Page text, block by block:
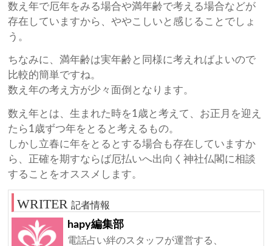
数え年で厄年をみる場合や満年齢で考える場合などが
存在していますから、ややこしいと感じることでしょ
う。
ちなみに、満年齢は実年齢と同様に考えればよいので
比較的簡単ですね。
数え年の考え方が少々面倒となります。
数え年とは、生まれた時を1歳と考えて、お正月を迎え
たら1歳ずつ年をとると考えるもの。
しかし立春に年をとるとする場合も存在していますか
ら、正確を期すならば厄払いへ出向く神社仏閣に相談
することをオススメします。
記者情報
hapy編集部
電話占い絆のスタッフが運営する、